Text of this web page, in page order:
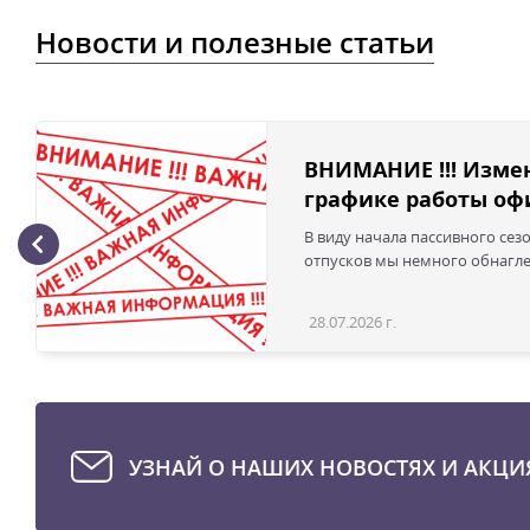
Новости и полезные статьи
ВНИМАНИЕ !!!
графике работы
В виду начала пассивного
отпусков мы немного
28.07.2026 г.
УЗНАЙ О НАШИХ НОВОСТЯХ И